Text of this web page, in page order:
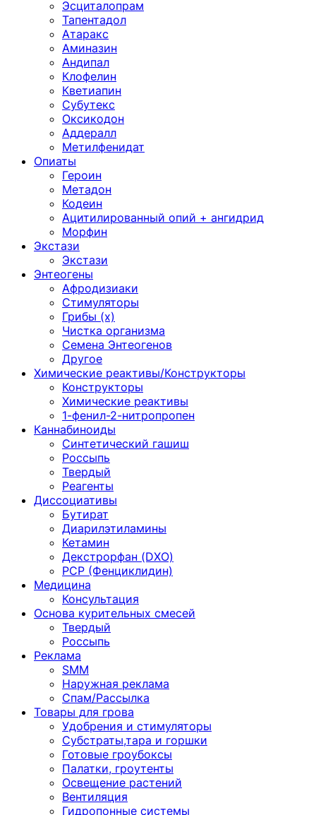
Эсциталопрам
Тапентадол
Атаракс
Аминазин
Андипал
Клофелин
Кветиапин
Субутекс
Оксикодон
Аддералл
Метилфенидат
Опиаты
Героин
Метадон
Кодеин
Ацитилированный опий + ангидрид
Морфин
Экстази
Экстази
Энтеогены
Афродизиаки
Стимуляторы
Грибы (х)
Чистка организма
Семена Энтеогенов
Другое
Химические реактивы/Конструкторы
Конструкторы
Химические реактивы
1-фенил-2-нитропропен
Каннабиноиды
Синтетический гашиш
Россыпь
Твердый
Реагенты
Диссоциативы
Бутират
Диарилэтиламины
Кетамин
Декстрорфан (DXO)
PCP (Фенциклидин)
Медицина
Консультация
Основа курительных смесей
Твердый
Россыпь
Реклама
SMM
Наружная реклама
Спам/Рассылка
Товары для грова
Удобрения и стимуляторы
Субстраты,тара и горшки
Готовые гроубоксы
Палатки, гроутенты
Освещение растений
Вентиляция
Гидропонные системы